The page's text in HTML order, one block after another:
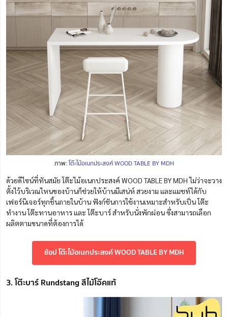
ภาพ:โต๊ะไม้อเนกประสงค์ WOOD TABLE BY MDH
ด้วยดีไซน์ที่ทันสมัย โต๊ะไม้อเนกประสงค์ WOOD TABLE BY MDH ไม่ว่าจะวาง
ตั้งไว้บริเวณไหนของบ้านก็ช่วยให้บ้านมีเสน่ห์ สวยงาม และแมชท์ได้กับ
เฟอร์นิเจอร์ทุกชิ้นภายในบ้าน ฟังก์ชันการใช้งานเหมาะสำหรับเป็น โต๊ะ
ทำงาน โต๊ะทานอาหาร และ โต๊ะบาร์ สำหรับนั่งพักผ่อน ซึ่งสามารถเลือก
ผลิตตามขนาดที่ต้องการได้
ช้อป โต๊ะไม้อเนกประสงค์ WOOD TABLE BY MDH
3. โต๊ะบาร์ Rundstang สีไม้โอ๊คแท้